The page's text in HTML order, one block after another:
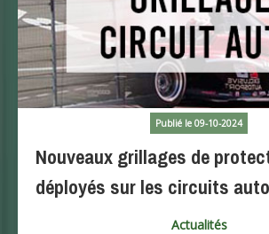
Publié le 09-10-2024
Nouveaux grillages de
déployés sur les circuits
Actualités